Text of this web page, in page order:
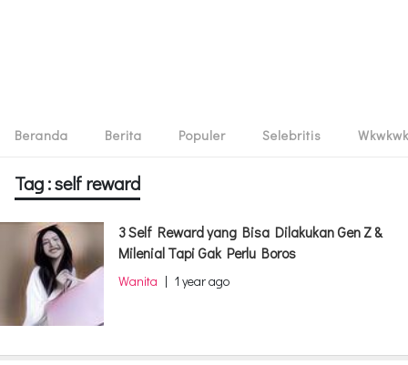
Beranda Berita Populer Selebritis Wkwkwk
Tag : self reward
3 Self Reward yang Bisa Dilakukan Gen Z &
Milenial Tapi Gak Perlu Boros
Wanita | 1 year ago